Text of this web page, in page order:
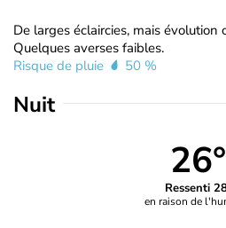
De larges éclaircies, mais évolution
Quelques averses faibles.
Risque de pluie
50 %
Nuit
26°
Ressenti
en raison de